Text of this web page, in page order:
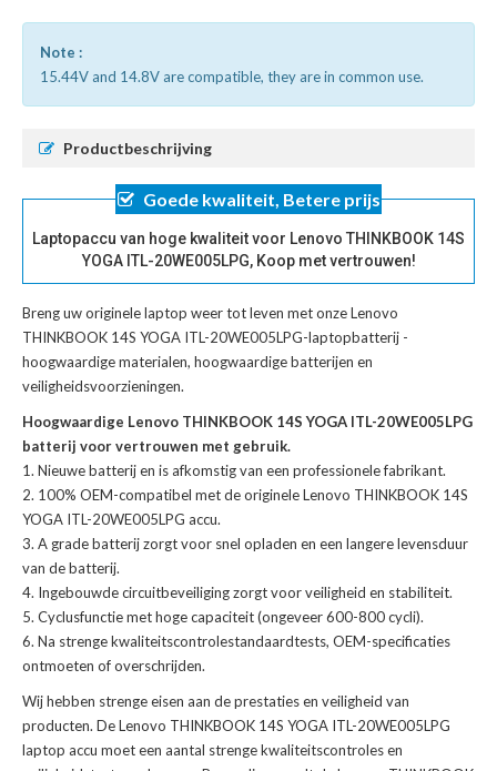
Note :
15.44V and 14.8V are compatible, they are in common use.
Productbeschrijving
Goede kwaliteit, Betere prijs
Laptopaccu van hoge kwaliteit voor Lenovo THINKBOOK 14S
YOGA ITL-20WE005LPG, Koop met vertrouwen!
Breng uw originele laptop weer tot leven met onzeLenovo
THINKBOOK 14S YOGA ITL-20WE005LPG-laptopbatterij -
hoogwaardige materialen, hoogwaardige batterijen en
veiligheidsvoorzieningen.
Hoogwaardige Lenovo THINKBOOK 14S YOGA ITL-20WE005LPG
batterij voor vertrouwen met gebruik.
Nieuwe batterij en is afkomstig van een professionele fabrikant.
100% OEM-compatibel met deoriginele Lenovo THINKBOOK 14S
YOGA ITL-20WE005LPG accu.
A grade batterij zorgt voor snel opladen en een langere levensduur
van de batterij.
Ingebouwde circuitbeveiliging zorgt voor veiligheid en stabiliteit.
Cyclusfunctie met hoge capaciteit (ongeveer 600-800 cycli).
Na strenge kwaliteitscontrolestandaardtests, OEM-specificaties
ontmoeten of overschrijden.
Wij hebben strenge eisen aan de prestaties en veiligheid van
producten. DeLenovo THINKBOOK 14S YOGA ITL-20WE005LPG
laptop accu moet een aantal strenge kwaliteitscontroles en